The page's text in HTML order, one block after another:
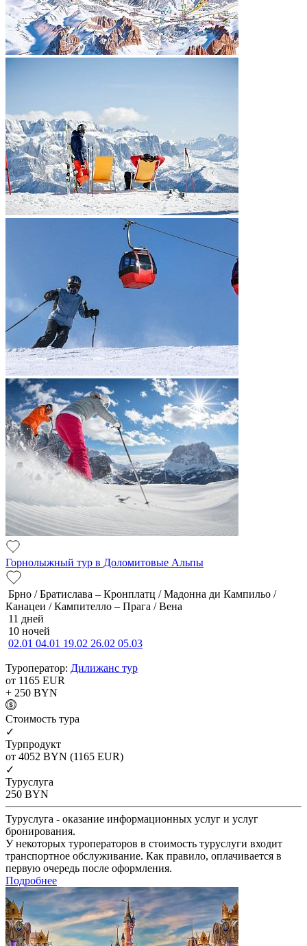
Горнолыжный тур в Доломитовые Альпы
Брно / Братислава – Кронплатц / Мадонна ди Кампильо /
Канацеи / Кампителло – Прага / Вена
11 дней
10 ночей
02.01 04.01 19.02 26.02 05.03
Туроператор: Дилижанс тур
от 1165 EUR
+ 250 BYN
Cтоимость тура
✓
Турпродукт
от 4052 BYN (1165 EUR)
✓
Туруслуга
250 BYN
Туруслуга - оказание информационных услуг и услуг
бронирования.
У некоторых туроператоров в стоимость туруслуги входит
транспортное обслуживание. Как правило, оплачивается в
первую очередь после оформления.
Подробнее